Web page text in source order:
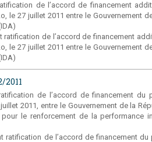
de l’accord de financement
le 27 juillet 2011 entre le Gouvernement
ratification de l’accord de financement
le 27 juillet 2011 entre le Gouvernement
2011
de l’accord de financement du
2011, entre le Gouvernement de la
le renforcement de la performance
ratification de l’accord de financement du